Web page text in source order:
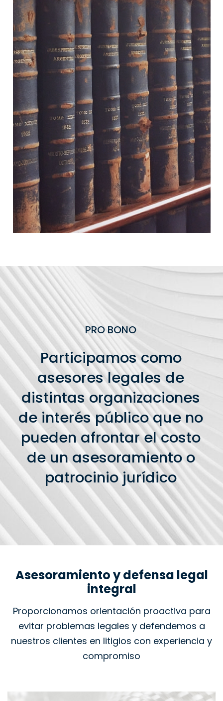
PRO BONO
Participamos como
asesores legales de
distintas organizaciones
de interés público que no
pueden afrontar el costo
de un asesoramiento o
patrocinio jurídico
Asesoramiento y defensa legal
integral
Proporcionamos orientación proactiva para
evitar problemas legales y defendemos a
nuestros clientes en litigios con experiencia y
compromiso